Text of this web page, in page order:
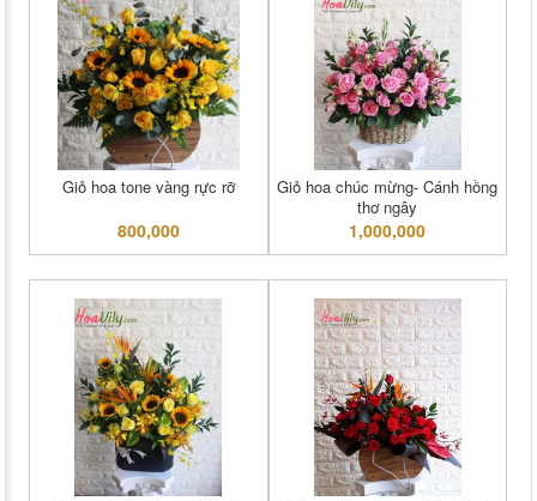
Giỏ hoa tone vàng rực rỡ
800,000
Giỏ hoa chúc mừng- Cánh hồng
thơ ngây
1,000,000